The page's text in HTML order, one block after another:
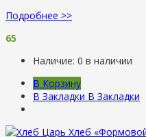
Подробнее >>
65
Наличие: 0 в наличии
В Корзину
В Закладки В Закладки